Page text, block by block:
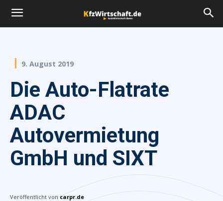
9. August 2019
Die Auto-Flatrate
ADAC
Autovermietung
GmbH und SIXT
Veröffentlicht von carpr.de